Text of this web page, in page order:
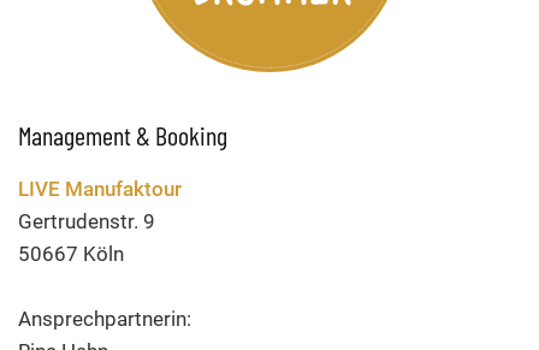
Management & Booking
LIVE Manufaktour
Gertrudenstr. 9
50667 Köln
Ansprechpartnerin: